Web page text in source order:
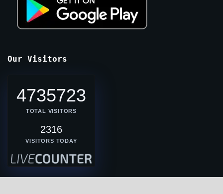
Our Visitors
4735723
TOTAL VISITORS
2316
VISITORS TODAY